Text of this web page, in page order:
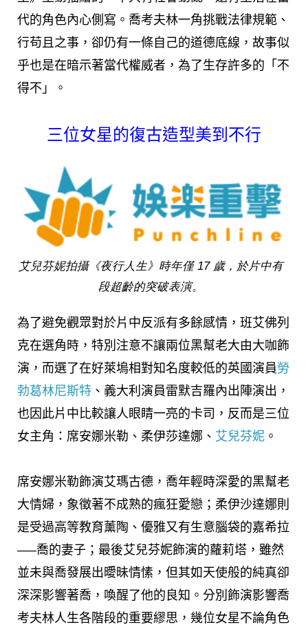
代的角色內心側寫。喬考夫林一角挑戰法律規範、
行苟且之事，卻仍有一條自己的道德底線，故事似
乎也是在暗示著當代權威者，為了生存許多的「不
得不」。
三位女星的復古造型美到不行
艾兒芬妮拍攝《夜行人生》時年僅 17 歲，於片中有
段超齡的突破表演。
為了避免觀眾對於片中反派有多餘感情，班艾佛列
克在選角時，特別注意不讓兩位黑幫老大由大咖飾
演，而選了在好萊塢相對知名度較低的英國演員勞
勃葛林尼斯特 、義大利演員雷默吉羅內出陣演出，
也因此片中比較讓人眼睛一亮的卡司，反而是三位
女主角：席安娜米勒、柔伊莎達娜、 艾兒芬妮 。
席安娜米勒飾演艾瑪古德，喬年輕時深愛的黑幫老
大情婦，象徵著不成熟的瘋狂愛戀；柔伊沙達娜則
是受過高等教育薰陶、優雅又有生意腦袋的嘉希拉
—–喬的妻子；最後艾兒芬妮飾演的蘿莉塔，雖然
並未與喬發展出曖昧情愫，但其如天使般的純真卻
深深影響著喬，喚醒了他的良知。分別飾演影響喬
考夫林人生各階段的重要繆思，幾位女星不論角色